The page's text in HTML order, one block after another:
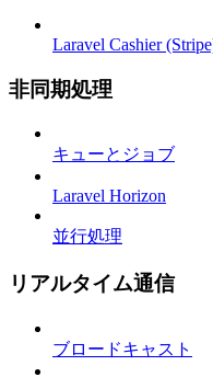
Laravel Cashier
非同期処理
キューとジョブ
Laravel Horizon
並行処理
リアルタイム通信
ブロードキャスト